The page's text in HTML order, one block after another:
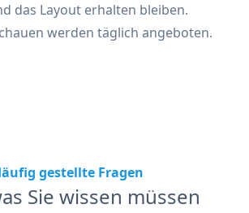
das Layout erhalten bleiben.
werden täglich angeboten.
gestellte Fragen
Sie wissen müssen